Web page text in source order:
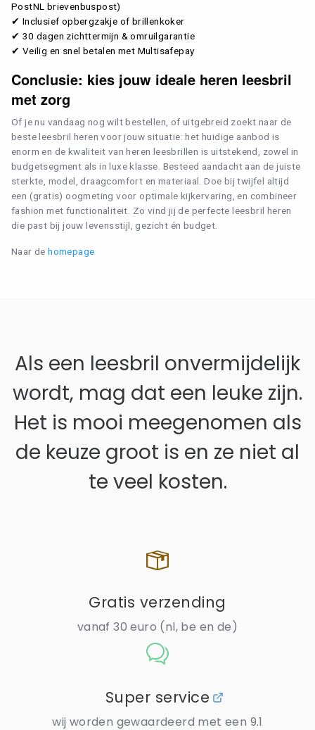
PostNL brievenbuspost)
✔ Inclusief opbergzakje of brillenkoker
✔ 30 dagen zichttermijn & omruilgarantie
✔ Veilig en snel betalen met Multisafepay
Conclusie: kies jouw ideale heren leesbril
met zorg
Of je nu vandaag nog wilt bestellen, of uitgebreid zoekt naar de
beste leesbril heren voor jouw situatie: het huidige aanbod is
enorm en de kwaliteit van heren leesbrillen is uitstekend, zowel in
budgetsegment als in luxe klasse. Besteed aandacht aan de juiste
sterkte, model, draagcomfort en materiaal. Doe bij twijfel altijd
een (gratis) oogmeting voor optimale kijkervaring, en combineer
fashion met functionaliteit. Zo vind jij de perfecte leesbril heren
die past bij jouw levensstijl, gezicht én budget.
Naar dehomepage
Als een leesbril onvermijdelijk
wordt, mag dat een leuke zijn.
Het is mooi meegenomen als
de keuze groot is en ze niet al
te veel kosten.
Gratis verzending
vanaf 30 euro (nl, be en de)
Super service
wij worden gewaardeerd met een 9.1